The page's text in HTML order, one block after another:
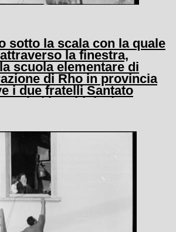
sotto la scala con la quale
la finestra,
scuola elementare di
di Rho in provincia
i due fratelli Santato
i bambini e le tre